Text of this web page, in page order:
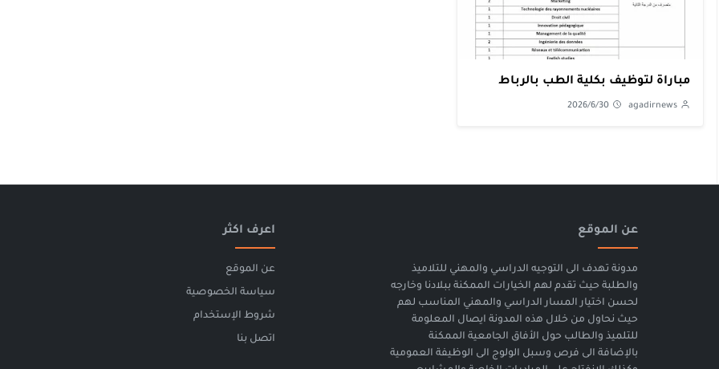
مباراة لتوظيف بكلية الطب بالرباط
agadirnews
2026/6/30
عن الموقع
مدونة تهدف الى التوجيه الدراسي والمهني للتلاميذ
والطلبة حيث تقدم لهم الخيارات الممكنة ببلادنا وخارجه
لحسن اختيار المسار الدراسي والمهني المناسب لهم
حيث نحاول من خلال هذه المدونة ايصال المعلومة
للتلميذ والطالب حول الأفاق الجامعية الممكنة
بالإضافة الى فرص وسبل الولوج الى الوظيفة العمومية
اعرف اكثر
عن الموقع
سياسة الخصوصية
شروط الإستخدام
اتصل بنا